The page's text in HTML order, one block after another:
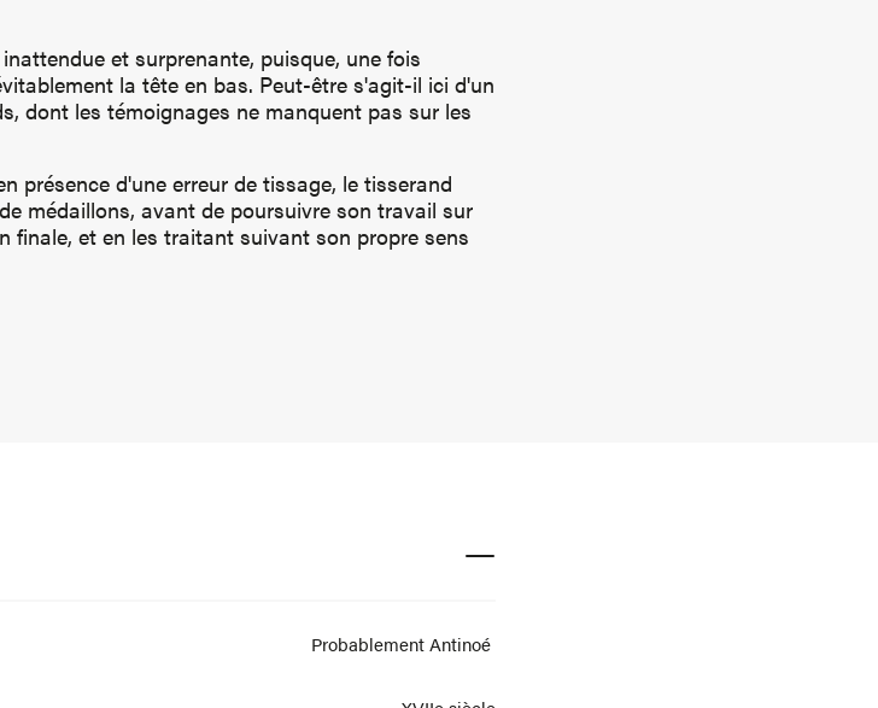
et surprenante, puisque, une fois
la tête en bas. Peut-être s'agit-il ici d'un
dont les témoignages ne manquent pas sur les
présence d'une erreur de tissage, le tisserand
médaillons, avant de poursuivre son travail sur
finale, et en les traitant suivant son propre sens
Probablement Antinoé